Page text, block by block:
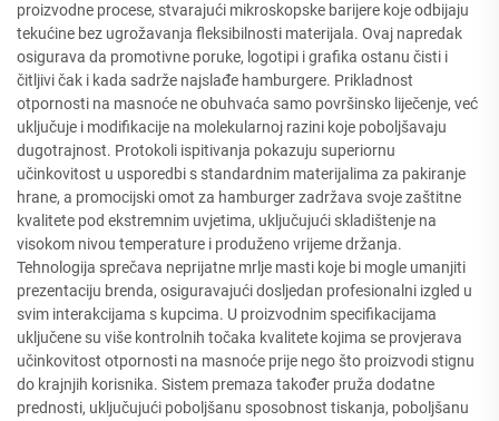
proizvodne procese, stvarajući mikroskopske barijere koje odbijaju
tekućine bez ugrožavanja fleksibilnosti materijala. Ovaj napredak
osigurava da promotivne poruke, logotipi i grafika ostanu čisti i
čitljivi čak i kada sadrže najslađe hamburgere. Prikladnost
otpornosti na masnoće ne obuhvaća samo površinsko liječenje, već
uključuje i modifikacije na molekularnoj razini koje poboljšavaju
dugotrajnost. Protokoli ispitivanja pokazuju superiornu
učinkovitost u usporedbi s standardnim materijalima za pakiranje
hrane, a promocijski omot za hamburger zadržava svoje zaštitne
kvalitete pod ekstremnim uvjetima, uključujući skladištenje na
visokom nivou temperature i produženo vrijeme držanja.
Tehnologija sprečava neprijatne mrlje masti koje bi mogle umanjiti
prezentaciju brenda, osiguravajući dosljedan profesionalni izgled u
svim interakcijama s kupcima. U proizvodnim specifikacijama
uključene su više kontrolnih točaka kvalitete kojima se provjerava
učinkovitost otpornosti na masnoće prije nego što proizvodi stignu
do krajnjih korisnika. Sistem premaza također pruža dodatne
prednosti, uključujući poboljšanu sposobnost tiskanja, poboljšanu